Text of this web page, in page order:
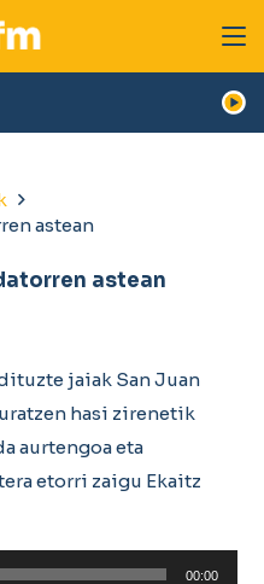
astean
astean
jaiak San Juan
hasi zirenetik
aurtengoa eta
etorri zaigu Ekaitz
00:00